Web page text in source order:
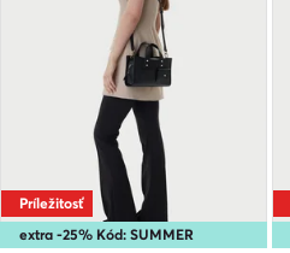
extra -25% Kód: SUMMER
Príležitosť